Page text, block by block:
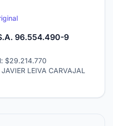
96.554.490-9
$29.214.770
LEIVA CARVAJAL